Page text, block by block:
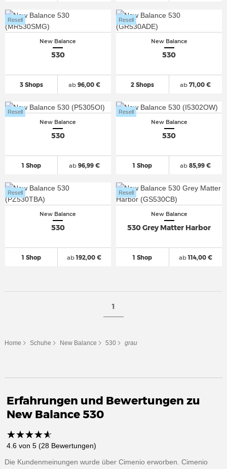
New Balance
530
3 Shops
Resell
ab96,00 €
New Balance
530
2 Shops
Resell
ab 71,00 €
New Balance
530
1 Shop
Resell
ab96,99 €
New Balance
530
1 Shop
Resell
ab 85,99 €
New Balance
530
1 Shop
Resell
ab192,00 €
New Balance
530 Grey Matter Harbor
1 Shop
Resell
ab114,00 €
1
Home Schuhe New Balance 530 grau
Erfahrungen und Bewertungen zu
New Balance 530
☆☆☆☆☆
★★★★★
4.6 von 5 (28 Bewertungen)
Die Kundenmeinungen wurde über Cimenio erworben. Cimenio